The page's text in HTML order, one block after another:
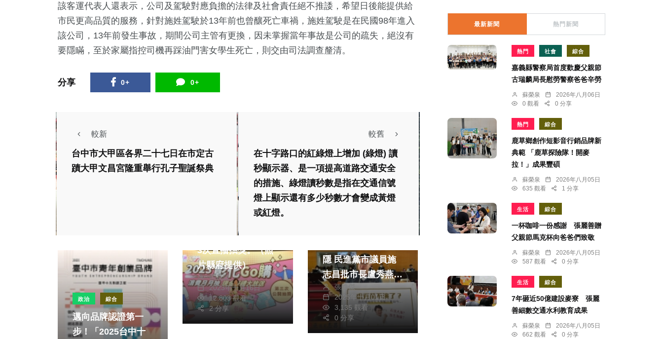
該客運代表人還表示，公司及駕駛對應負擔的法律及社會責任絕不推諉，希望日後能提供給
市民更高品質的服務，針對施姓駕駛於13年前也曾釀死亡車禍，施姓駕駛是在民國98年進入
該公司，13年前發生事故，期間公司主管有更換，因未掌握當年事故是公司的疏失，絕沒有
要隱瞞，至於家屬指控司機再踩油門害女學生死亡，則交由司法調查釐清。
分享 0+ 0+
較新
台中市大甲區各界二十七日在市定古
蹟大甲文昌宮隆重舉行孔子聖誕祭典
較舊
在十字路口的紅綠燈上增加 (綠燈) 讀
秒顯示器、是一項提高道路交通安全
的措施、綠燈讀秒數是指在交通信號
燈上顯示還有多少秒數才會變成黃燈
或紅燈。
政治 綜合
邁向品牌認證第一
步！「2025台中十
社會 生活
文教
綜合
專區
2023年彰化GO購第
3次直播抽獎。（照
片縣府提供）
周為政
2023年十月16日
12,803 觀看
2 分享
隱 民進黨市議員施
志昌批市長盧秀燕
選前承諾選後失落
張皓傑
2025年十月01日
3,135 觀看
0 分享
最新新聞 熱門新聞
熱門 社會 綜合
嘉義縣警察局首度歡慶父親節
古瑞麟局長慰勞警察爸爸辛勞
蘇榮泉
2026年八月06日
0 觀看
0 分享
熱門 綜合
鹿草鄉創作短影音行銷品牌新
典範 「鹿草探險隊！開麥
拉！」成果豐碩
蘇榮泉
2026年八月05日
635 觀看
1 分享
生活 綜合
一杯咖啡一份感謝 張麗善贈
父親節馬克杯向爸爸們致敬
蘇榮泉
2026年八月05日
587 觀看
0 分享
生活 綜合
7年砸近50億建設麥寮 張麗
善細數交通水利教育成果
蘇榮泉
2026年八月05日
662 觀看
0 分享